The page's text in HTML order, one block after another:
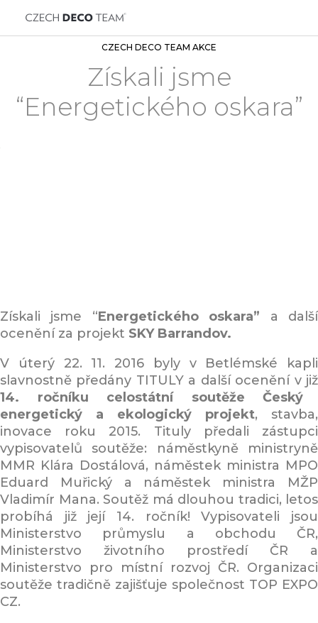
CZECH DECO TEAM AKCE
Získali jsme
“Energetického oskara”
Získali jsme “Energetického oskara” a další
ocenění za projekt SKY Barrandov.
V úterý 22. 11. 2016 byly v Betlémské kapli
slavnostně předány TITULY a další ocenění v již
14. ročníku celostátní soutěže Český
energetický a ekologický projekt, stavba,
inovace roku 2015. Tituly předali zástupci
vypisovatelů soutěže: náměstkyně ministryně
MMR Klára Dostálová, náměstek ministra MPO
Eduard Muřický a náměstek ministra MŽP
Vladimír Mana. Soutěž má dlouhou tradici, letos
probíhá již její 14. ročník! Vypisovateli jsou
Ministerstvo průmyslu a obchodu ČR,
Ministerstvo životního prostředí ČR a
Ministerstvo pro místní rozvoj ČR. Organizaci
soutěže tradičně zajišťuje společnost TOP EXPO
CZ.